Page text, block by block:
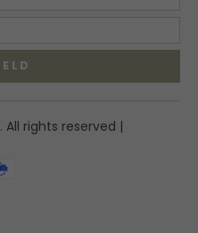
rights reserved |